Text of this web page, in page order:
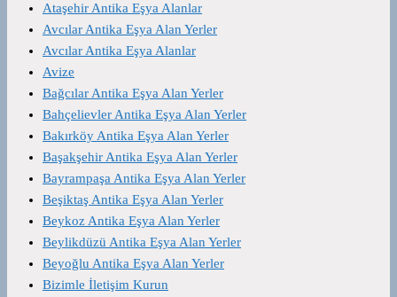
Ataşehir Antika Eşya Alanlar
Avcılar Antika Eşya Alan Yerler
Avcılar Antika Eşya Alanlar
Avize
Bağcılar Antika Eşya Alan Yerler
Bahçelievler Antika Eşya Alan Yerler
Bakırköy Antika Eşya Alan Yerler
Başakşehir Antika Eşya Alan Yerler
Bayrampaşa Antika Eşya Alan Yerler
Beşiktaş Antika Eşya Alan Yerler
Beykoz Antika Eşya Alan Yerler
Beylikdüzü Antika Eşya Alan Yerler
Beyoğlu Antika Eşya Alan Yerler
Bizimle İletişim Kurun